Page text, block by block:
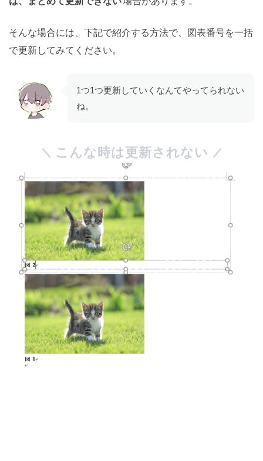
そんな場合には、下記で紹介する方法で、図表番号を一括
で更新してみてください。
1つ1つ更新していくなんてやってられない
ね。
こんな時は更新されない